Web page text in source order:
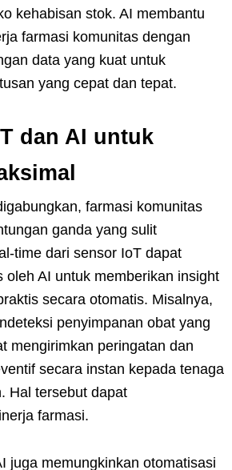
kehabisan stok. AI membantu
farmasi komunitas dengan
data yang kuat untuk
yang cepat dan tepat.
dan AI untuk
farmasi komunitas
ganda yang sulit
time dari sensor IoT dapat
oleh AI untuk memberikan insight
secara otomatis. Misalnya,
penyimpanan obat yang
mengirimkan peringatan dan
secara instan kepada tenaga
Hal tersebut dapat
farmasi.
juga memungkinkan otomatisasi